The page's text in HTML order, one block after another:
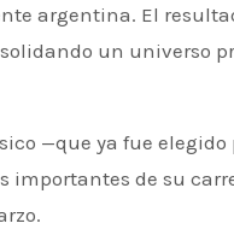
argentina. El
un universo
—que ya fue elegido
importantes de su